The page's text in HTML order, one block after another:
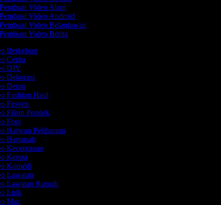
Video Alam
Video Android
Video Belanjawan
Video Berita
Berkebun
Cerita
DIY
Dekorasi
Demo
Fashion Haul
Fesyen
Filem Pendek
Foto
Haiwan Peliharaan
Hartanah
Kecergasan
Kereta
Komedi
Lawatan
Lawatan Rumah
Lirik
Mac